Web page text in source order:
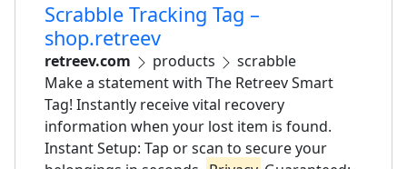
Scrabble Tracking Tag –
shop.retreev
retreev.com products
scrabble
Make a statement with The Retreev Smart
Tag! Instantly receive vital recovery
information when your lost item is found.
Instant Setup: Tap or scan to secure your